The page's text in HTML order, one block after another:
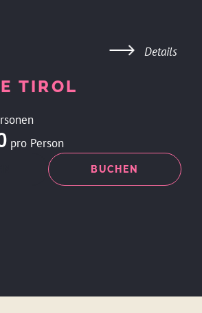
TIROL
pro Person
BUCHEN
Details